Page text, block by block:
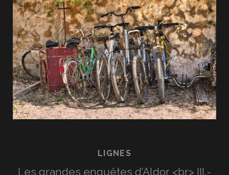
LIGNES
Les grandes enquêtes d’Aldor <br> III.-